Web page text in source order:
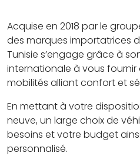
Acquise en 2018 par le
des marques importatrices
Tunisie s’engage grâce à
internationale à vous fournir
mobilités alliant confort et
En mettant à votre
neuve, un large choix de
besoins et votre budget
personnalisé.